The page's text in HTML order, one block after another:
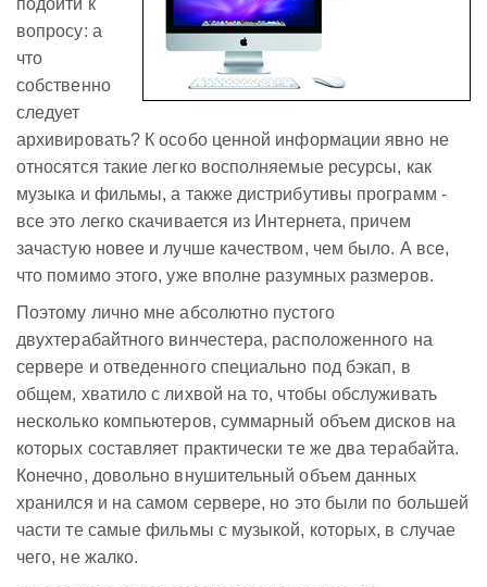
подойти к
вопросу: а
что
собственно
следует
архивировать? К особо ценной информации явно не
относятся такие легко восполняемые ресурсы, как
музыка и фильмы, а также дистрибутивы программ -
все это легко скачивается из Интернета, причем
зачастую новее и лучше качеством, чем было. А все,
что помимо этого, уже вполне разумных размеров.
Поэтому лично мне абсолютно пустого
двухтерабайтного винчестера, расположенного на
сервере и отведенного специально под бэкап, в
общем, хватило с лихвой на то, чтобы обслуживать
несколько компьютеров, суммарный объем дисков на
которых составляет практически те же два терабайта.
Конечно, довольно внушительный объем данных
хранился и на самом сервере, но это были по большей
части те самые фильмы с музыкой, которых, в случае
чего, не жалко.